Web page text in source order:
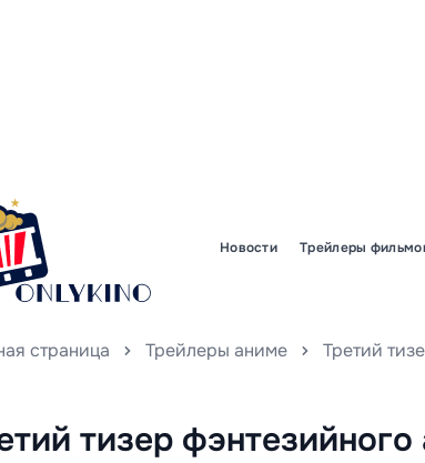
Новости Трейлеры
страница Трейлеры аниме
тизер